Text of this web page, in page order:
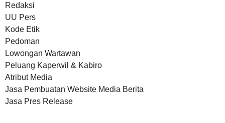
Redaksi
UU Pers
Kode Etik
Pedoman
Lowongan Wartawan
Peluang Kaperwil & Kabiro
Atribut Media
Jasa Pembuatan Website Media Berita
Jasa Pres Release